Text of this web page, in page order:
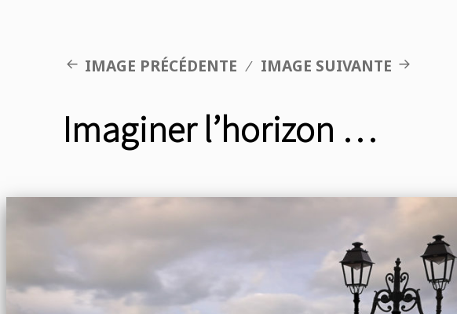
IMAGE PRÉCÉDENTE IMAGE SUIVANTE
Imaginer l’horizon …